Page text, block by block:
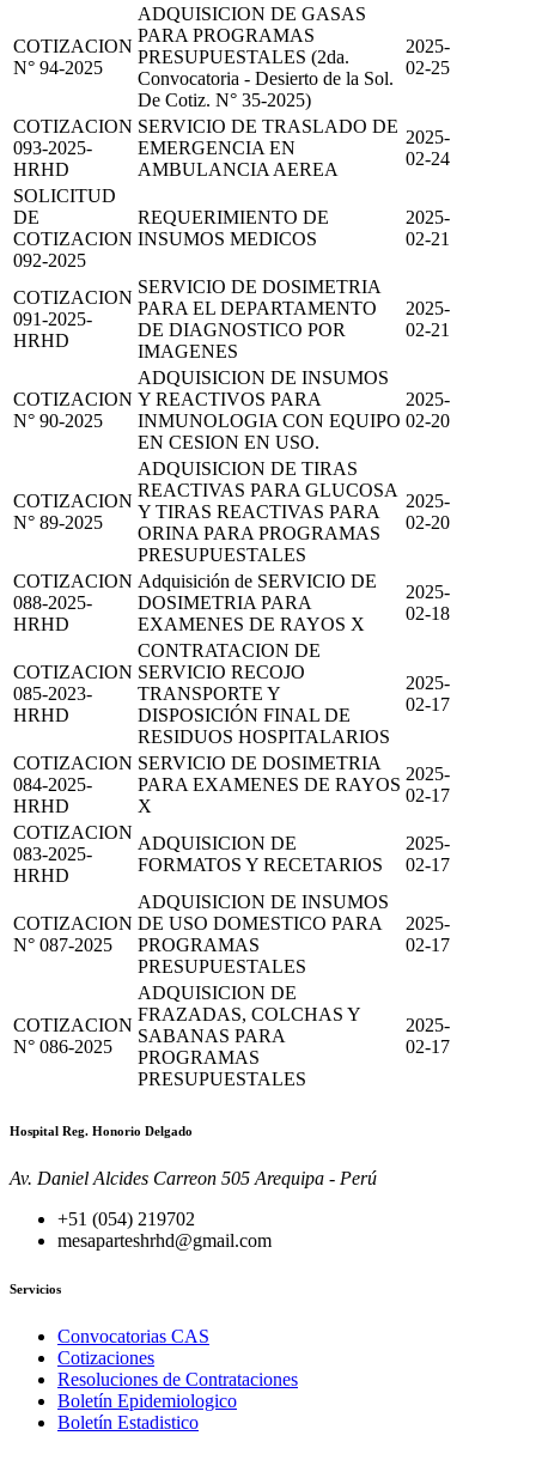
COTIZACION
N° 94-2025
ADQUISICION DE GASAS
PARA PROGRAMAS
PRESUPUESTALES (2da.
Convocatoria - Desierto de la Sol.
De Cotiz. N° 35-2025)
2025-
02-25
COTIZACION
093-2025-
HRHD
SERVICIO DE TRASLADO DE
EMERGENCIA EN
AMBULANCIA AEREA
2025-
02-24
SOLICITUD
DE
COTIZACION
092-2025
REQUERIMIENTO DE
INSUMOS MEDICOS
2025-
02-21
COTIZACION
091-2025-
HRHD
SERVICIO DE DOSIMETRIA
PARA EL DEPARTAMENTO
DE DIAGNOSTICO POR
IMAGENES
2025-
02-21
COTIZACION
N° 90-2025
ADQUISICION DE INSUMOS
Y REACTIVOS PARA
INMUNOLOGIA CON EQUIPO
EN CESION EN USO.
2025-
02-20
COTIZACION
N° 89-2025
ADQUISICION DE TIRAS
REACTIVAS PARA GLUCOSA
Y TIRAS REACTIVAS PARA
ORINA PARA PROGRAMAS
PRESUPUESTALES
2025-
02-20
COTIZACION
088-2025-
HRHD
Adquisición de SERVICIO DE
DOSIMETRIA PARA
EXAMENES DE RAYOS X
2025-
02-18
COTIZACION
085-2023-
HRHD
CONTRATACION DE
SERVICIO RECOJO
TRANSPORTE Y
DISPOSICIÓN FINAL DE
RESIDUOS HOSPITALARIOS
2025-
02-17
COTIZACION
084-2025-
HRHD
SERVICIO DE DOSIMETRIA
PARA EXAMENES DE RAYOS
X
2025-
02-17
COTIZACION
083-2025-
HRHD
ADQUISICION DE
FORMATOS Y RECETARIOS
2025-
02-17
COTIZACION
N° 087-2025
ADQUISICION DE INSUMOS
DE USO DOMESTICO PARA
PROGRAMAS
PRESUPUESTALES
2025-
02-17
COTIZACION
N° 086-2025
ADQUISICION DE
FRAZADAS, COLCHAS Y
SABANAS PARA
PROGRAMAS
PRESUPUESTALES
2025-
02-17
Hospital Reg. Honorio Delgado
Av. Daniel Alcides Carreon 505 Arequipa - Perú
+51 (054) 219702
mesaparteshrhd@gmail.com
Servicios
Convocatorias CAS
Cotizaciones
Resoluciones de Contrataciones
Boletín Epidemiologico
Boletín Estadistico